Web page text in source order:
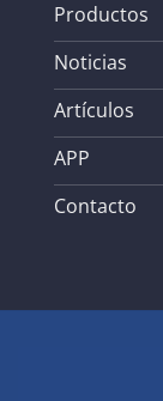
Productos
Noticias
Artículos
APP
Contacto